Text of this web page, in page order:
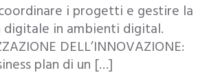
i progetti e gestire la
in ambienti digital.
DELL’INNOVAZIONE:
plan di un […]